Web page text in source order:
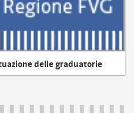
delle graduatorie